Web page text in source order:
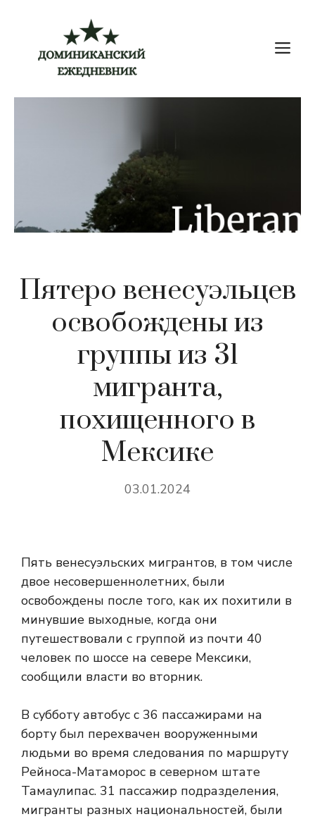
содержимому
Пятеро венесуэльцев
освобождены из
группы из 31
мигранта,
похищенного в
Мексике
03.01.2024
Пять венесуэльских мигрантов, в том числе
двое несовершеннолетних, были
освобождены после того, как их похитили в
минувшие выходные, когда они
путешествовали с группой из почти 40
человек по шоссе на севере Мексики,
сообщили власти во вторник.
В субботу автобус с 36 пассажирами на
борту был перехвачен вооруженными
людьми во время следования по маршруту
Рейноса-Матаморос в северном штате
Тамаулипас. 31 пассажир подразделения,
мигранты разных национальностей, были